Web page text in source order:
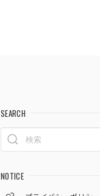
SEARCH
NOTICE